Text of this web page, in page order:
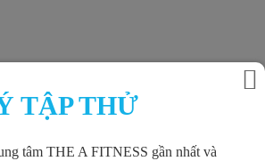
TẬP THỬ
tâm THE A FITNESS gần nhất và